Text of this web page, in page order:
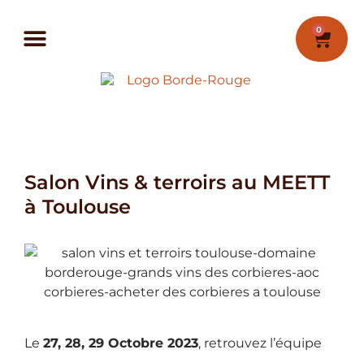
0
Salon Vins & terroirs au MEETT
à Toulouse
Le 27, 28, 29 Octobre 2023, retrouvez l’équipe